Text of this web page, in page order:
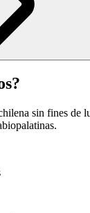
sin fines de